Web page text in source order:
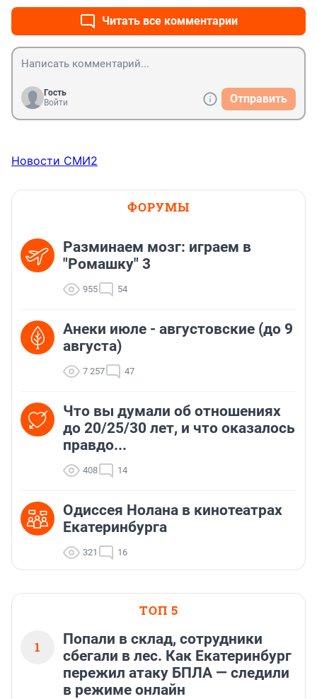
диточки сколько часиков он в сутки проводит в сети
и на каких сайтах))) А если хотите быть с ребеночком
на связи - купите ему кнопочный мобильник и
созванивайтесь во внеурочное время))) и глазки их
проверяйте у офтальмолога, хотя бы 1 раз в год...
Читать все комментарии
Гость
Войти
Отправить
Новости СМИ2
ФОРУМЫ
Разминаем мозг: играем в
"Ромашку" 3
955 54
Анеки июле - августовские (до 9
августа)
7 257 47
Что вы думали об отношениях
до 20/25/30 лет, и что оказалось
правдо...
408 14
Одиссея Нолана в кинотеатрах
Екатеринбурга
321 16
ТОП 5
1
Попали в склад, сотрудники
сбегали в лес. Как Екатеринбург
пережил атаку БПЛА — следили
в режиме онлайн